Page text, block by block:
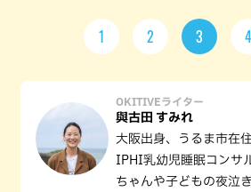
1 2 3 4
OKITIVEライター
與古田 すみれ
大阪出身、うるま市在
IPHI乳幼児睡眠コンサ
ちゃんや子どもの夜泣